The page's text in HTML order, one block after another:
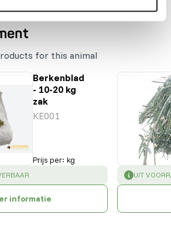
for this animal
Berkenblad
- 10-20 kg
zak
KE001
Prijs per: kg
informatie
SUCCESS:
UIT